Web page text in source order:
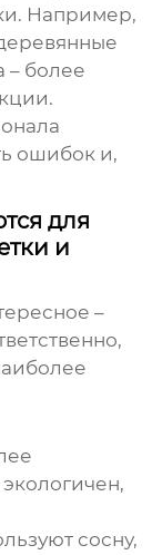
Например,
– более
ошибок и,
для
и
–
сосну,